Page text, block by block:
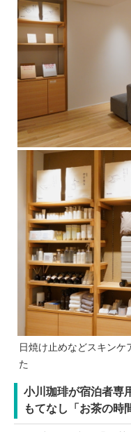
日焼け止めなどスキン
た
小川珈琲が宿泊者専
もてなし「お茶の時